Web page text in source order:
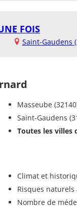
FOIS
Saint-Gaudens
Masseube
Saint-Gaudens
Toutes les villes
Climat et
Risques
Nombre de